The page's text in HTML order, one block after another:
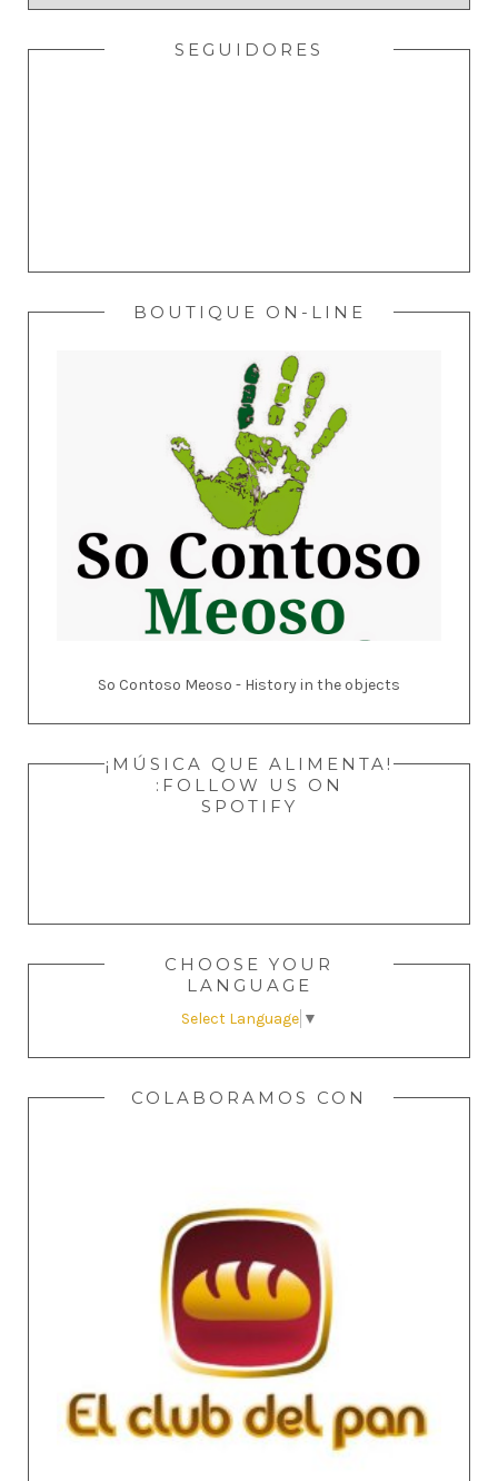
SEGUIDORES
BOUTIQUE ON-LINE
So Contoso Meoso - History in the objects
¡MÚSICA QUE ALIMENTA!
:FOLLOW US ON
SPOTIFY
CHOOSE YOUR
LANGUAGE
Select Language ▼
COLABORAMOS CON